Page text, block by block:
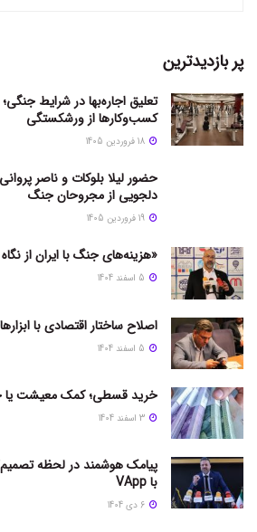
پر بازدیدترین
تعلیق اجاره‌بها در شرایط
کسب‌وکارها از ورشکستگی
حضور لیلا بلوکات و ناصر
دلجویی از مجروحان جنگ
«هزینه‌های جنگ با ایران از
اصلاح ساختار اقتصادی با
خرید قسطی؛ کمک معیشت یا
پیامک هوشمند در لحظه
با VApp